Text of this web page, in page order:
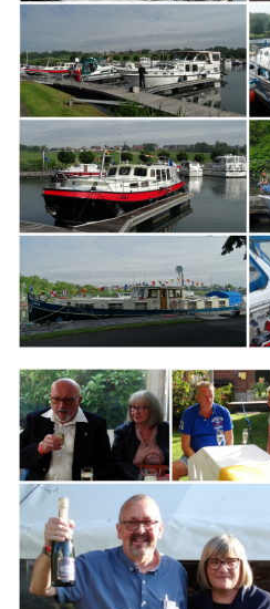
Branding
ARMCHAIR